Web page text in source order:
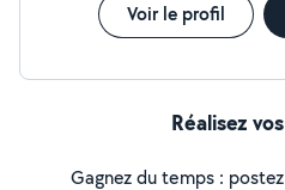
Voir le profil
Réalisez
Gagnez du temps :